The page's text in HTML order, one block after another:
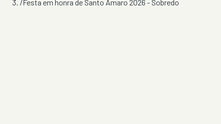
/Festa em honra de Santo Amaro 2026 - Sobredo